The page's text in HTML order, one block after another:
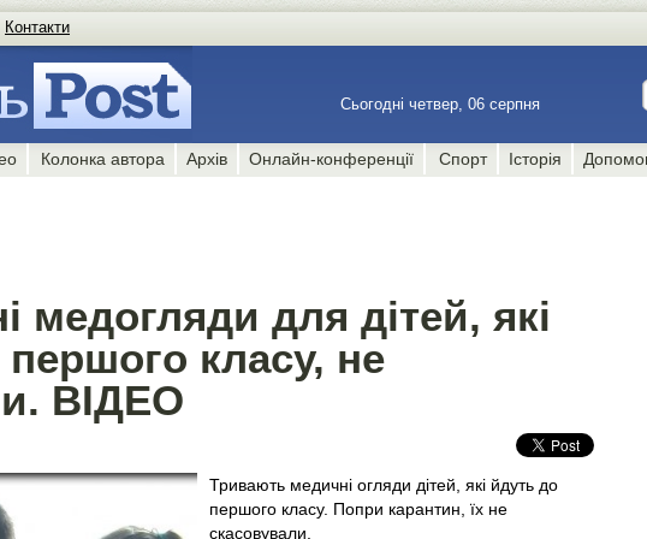
Контакти
Сьогодні четвер, 06 серпня
Колонка автора Архів Онлайн-конференції Спорт Історія
медогляди для дітей, які
класу, не
ВІДЕО
Тривають медичні огляди дітей, які йдуть до
першого класу. Попри карантин, їх не
скасовували.